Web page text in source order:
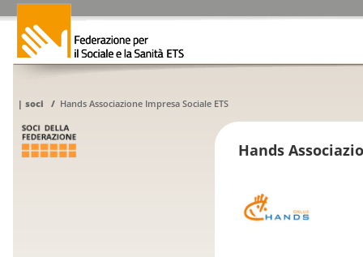
| soci / Hands Associazione Impresa Sociale ETS
Hands